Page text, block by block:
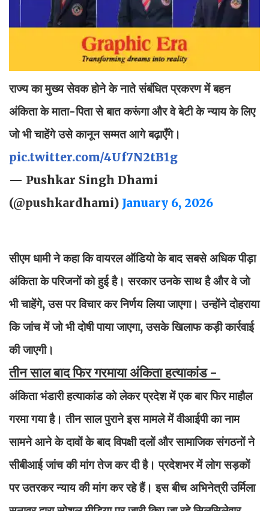
राज्य का मुख्य सेवक होने के नाते संबंधित प्रकरण में बहन
अंकिता के माता-पिता से बात करूंगा और वे बेटी के न्याय के लिए
जो भी चाहेंगे उसे कानून सम्मत आगे बढ़ाएँगे।
pic.twitter.com/4Uf7N2tB1g
— Pushkar Singh Dhami
(@pushkardhami) January 6, 2026
सीएम धामी ने कहा कि वायरल ऑडियो के बाद सबसे अधिक पीड़ा
अंकिता के परिजनों को हुई है। सरकार उनके साथ है और वे जो
भी चाहेंगे, उस पर विचार कर निर्णय लिया जाएगा। उन्होंने दोहराया
कि जांच में जो भी दोषी पाया जाएगा, उसके खिलाफ कड़ी कार्रवाई
की जाएगी।
तीन साल बाद फिर गरमाया अंकिता हत्याकांड -
अंकिता भंडारी हत्याकांड को लेकर प्रदेश में एक बार फिर माहौल
गरमा गया है। तीन साल पुराने इस मामले में वीआईपी का नाम
सामने आने के दावों के बाद विपक्षी दलों और सामाजिक संगठनों ने
सीबीआई जांच की मांग तेज कर दी है। प्रदेशभर में लोग सड़कों
पर उतरकर न्याय की मांग कर रहे हैं। इस बीच अभिनेत्री उर्मिला